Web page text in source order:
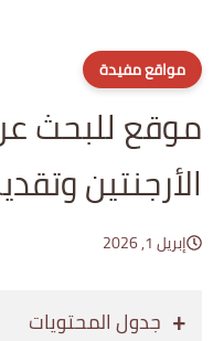
مواقع مفيدة
موقع للبحث
الأرجنتين
إبريل 1, 2026
جدول المحتويات